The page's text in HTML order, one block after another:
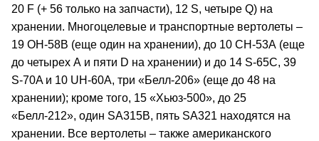
20 F (+ 56 только на запчасти), 12 S, четыре Q) на
хранении. Многоцелевые и транспортные вертолеты –
19 ОН-58В (еще один на хранении), до 10 СН-53А (еще
до четырех А и пяти D на хранении) и до 14 S-65С, 39
S-70A и 10 UH-60A, три «Белл-206» (еще до 48 на
хранении); кроме того, 15 «Хьюз-500», до 25
«Белл-212», один SA315B, пять SA321 находятся на
хранении. Все вертолеты – также американского